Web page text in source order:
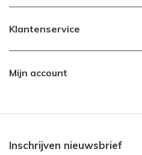
Klantenservice
Mijn account
Inschrijven nieuwsbrief